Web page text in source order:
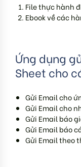
File thực hành
Ebook về các
Ứng dụng
Sheet cho
Gửi Email cho
Gửi Email cho
Gửi Email báo
Gửi Email báo
Gửi Email theo